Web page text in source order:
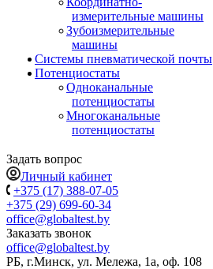
измерительные машины
Зубоизмерительные
машины
Системы пневматической почты
Потенциостаты
Одноканальные
потенциостаты
Многоканальные
потенциостаты
Задать вопрос
Личный кабинет
+375 (17) 388-07-05
+375 (29) 699-60-34
office@globaltest.by
Заказать звонок
office@globaltest.by
РБ, г.Минск, ул. Мележа, 1а, оф. 108